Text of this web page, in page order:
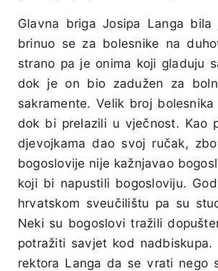
Glavna briga Josipa Langa
brinuo se za bolesnike na
strano pa je onima koji gladuju
dok je on bio zadužen za
sakramente. Velik broj
dok bi prelazili u vječnost. Kao
djevojkama dao svoj ručak,
bogoslovije nije kažnjavao
koji bi napustili bogosloviju.
hrvatskom sveučilištu pa su
Neki su bogoslovi tražili
potražiti savjet kod
rektora Langa da se vrati nego